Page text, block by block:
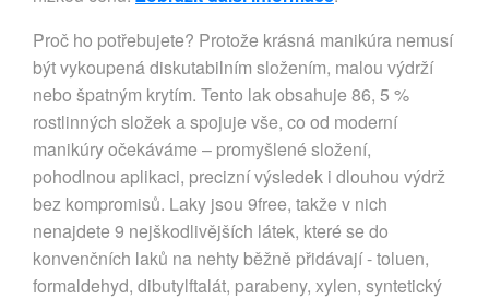
Proč ho potřebujete? Protože krásná manikúra nemusí
být vykoupená diskutabilním složením, malou výdrží
nebo špatným krytím. Tento lak obsahuje 86, 5 %
rostlinných složek a spojuje vše, co od moderní
manikúry očekáváme – promyšlené složení,
pohodlnou aplikaci, precizní výsledek i dlouhou výdrž
bez kompromisů. Laky jsou 9free, takže v nich
nenajdete 9 nejškodlivějších látek, které se do
konvenčních laků na nehty běžně přidávají - toluen,
formaldehyd, dibutylftalát, parabeny, xylen, syntetický